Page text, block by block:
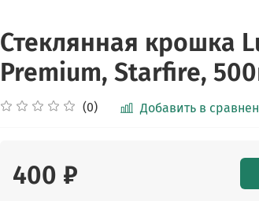
Стеклянная крошка
Premium, Starfire,
(0) Добавить в
400 ₽